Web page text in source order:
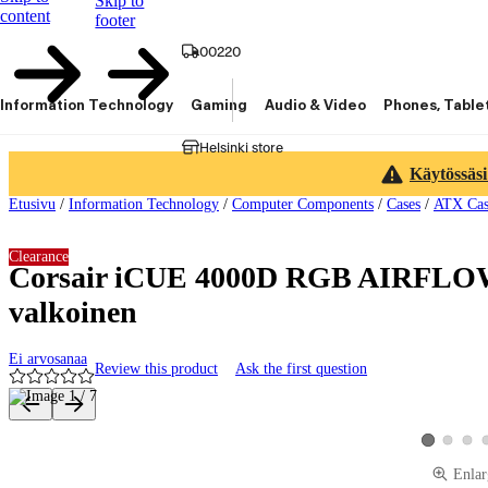
content
footer
00220
Helsinki store
Information Technology Gaming Audio & Video Phones,
Etusivu / Information Technology / Computer Components / Cases / ATX
Corsair iCUE 4000D RGB
valkoinen
Ei arvosanaa
Review this product Ask the first question
Clearance
Product images and videos
ViewView View